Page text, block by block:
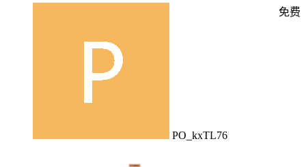
PO_kxTL76
免费